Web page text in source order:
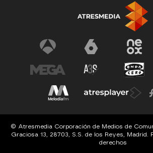
© Atresmedia Corporación de Medios de
Graciosa 13, 28703, S.S. de los Reyes, Madrid.
derechos